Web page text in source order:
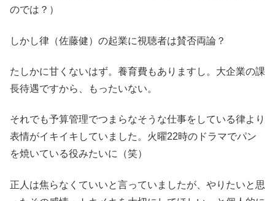
のでは？）
しかし律（佐藤健）の起業に視聴者は賛否両論？
たしかに甘くないはず。養育費もありますし。大企業の課
長待遇ですから、もったいない。
それでも予算管理でつまらなそうな仕事をしている律より
表情がイキイキしていました。火曜22時のドラマでパン
を焼いている役みたいに（笑）
正人は焦らなくていいと言っていましたが、やりたいと思